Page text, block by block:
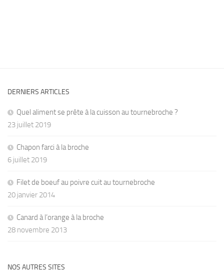
DERNIERS ARTICLES
Quel aliment se prête à la cuisson au tournebroche ?
23 juillet 2019
Chapon farci à la broche
6 juillet 2019
Filet de boeuf au poivre cuit au tournebroche
20 janvier 2014
Canard à l’orange à la broche
28 novembre 2013
NOS AUTRES SITES